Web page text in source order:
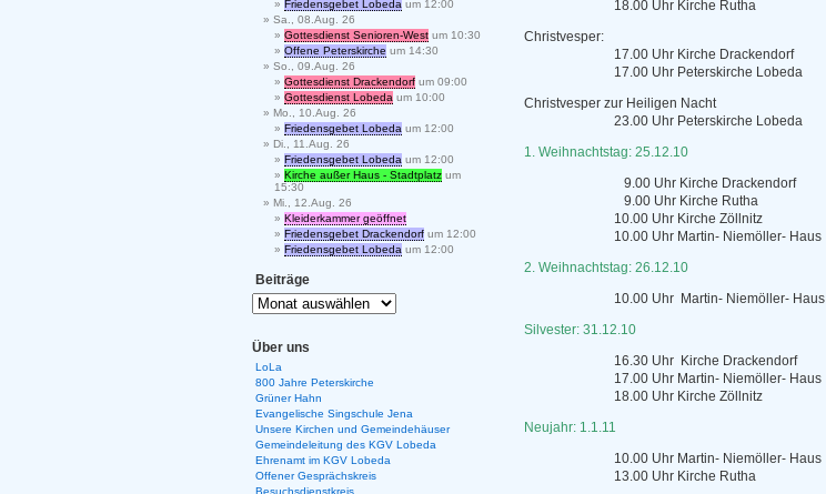
18.00 Uhr Kirche Rutha
Christvesper:
17.00 Uhr Kirche Drackendorf
17.00 Uhr Peterskirche Lobeda
Christvesper zur Heiligen Nacht
23.00 Uhr Peterskirche Lobeda
1. Weihnachtstag: 25.12.10
9.00 Uhr Kirche Drackendorf
9.00 Uhr Kirche Rutha
10.00 Uhr Kirche Zöllnitz
10.00 Uhr Martin- Niemöller- Haus
2. Weihnachtstag: 26.12.10
10.00 Uhr Martin- Niemöller- Haus
Silvester: 31.12.10
16.30 Uhr Kirche Drackendorf
17.00 Uhr Martin- Niemöller- Haus
18.00 Uhr Kirche Zöllnitz
Neujahr: 1.1.11
10.00 Uhr Martin- Niemöller- Haus
13.00 Uhr Kirche Rutha
Friedensgebet Lobeda um 12:00
Sa., 08.Aug. 26
Gottesdienst Senioren-West um 10:30
Offene Peterskirche um 14:30
So., 09.Aug. 26
Gottesdienst Drackendorf um 09:00
Gottesdienst Lobeda um 10:00
Mo., 10.Aug. 26
Friedensgebet Lobeda um 12:00
Di., 11.Aug. 26
Friedensgebet Lobeda um 12:00
Kirche außer Haus - Stadtplatz um
15:30
Mi., 12.Aug. 26
Kleiderkammer geöffnet
Friedensgebet Drackendorf um 12:00
Friedensgebet Lobeda um 12:00
Beiträge
Über uns
LoLa
800 Jahre Peterskirche
Grüner Hahn
Evangelische Singschule Jena
Unsere Kirchen und Gemeindehäuser
Gemeindeleitung des KGV Lobeda
Ehrenamt im KGV Lobeda
Offener Gesprächskreis
Besuchsdienstkreis